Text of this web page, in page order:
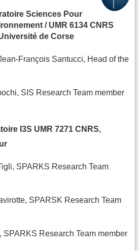
Sciences Pour
/ UMR 6134 CNRS
de Corse
François Santucci, Head of the
SIS Research Team member
I3S UMR 7271 CNRS,
SPARKS Research Team
SPARSK Research Team
SPARKS Research Team member